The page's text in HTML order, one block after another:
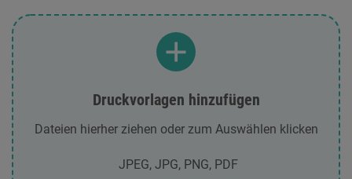
Druckvorlagen hinzufügen
Dateien hierher ziehen oder zum Auswählen klicken
JPEG, JPG, PNG, PDF